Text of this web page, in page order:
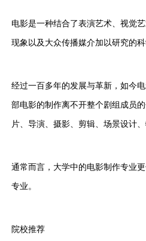
电影是一种结合了表演艺术、视觉
现象以及大众传播媒介加以研究的科
经过一百多年的发展与革新，如今
部电影的制作离不开整个剧组成员
片、导演、摄影、剪辑、场景设计、
通常而言，大学中的电影制作专业
专业。
院校推荐